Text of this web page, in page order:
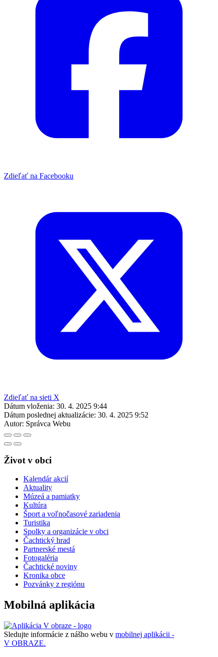
Zdieľať na Facebooku
Zdieľať na sieti X
Dátum vloženia: 30. 4. 2025 9:44
Dátum poslednej aktualizácie: 30. 4. 2025 9:52
Autor: Správca Webu
Život v obci
Kalendár akcií
Aktuality
Múzeá a pamiatky
Kultúra
Šport a voľnočasové zariadenia
Turistika
Spolky a organizácie v obci
Čachtický hrad
Partnerské mestá
Fotogaléria
Čachtické noviny
Kronika obce
Pozvánky z regiónu
Mobilná aplikácia
Sledujte informácie z nášho webu v mobilnej aplikácii -
V OBRAZE.